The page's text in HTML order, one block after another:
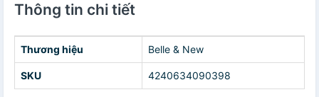
Thông tin chi tiết
Thương hiệu Belle & New
SKU 4240634090398